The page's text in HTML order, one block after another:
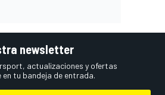
newsletter
actualizaciones y ofertas
tu bandeja de entrada.